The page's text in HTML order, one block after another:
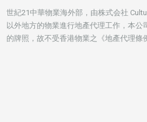
世紀21中華物業海外部，由株式会社
以外地方的物業進行地產代理工作，本公
的牌照，故不受香港物業之《地產代理條